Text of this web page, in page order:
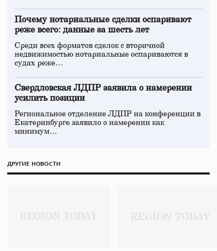
Почему нотариальные сделки оспаривают
реже всего: данные за шесть лет
Среди всех форматов сделок с вторичной
недвижимостью нотариальные оспариваются в
судах реже…
Свердловская ЛДПР заявила о намерении
усилить позиции
Региональное отделение ЛДПР на конференции в
Екатеринбурге заявило о намерении как
минимум…
ДРУГИЕ НОВОСТИ